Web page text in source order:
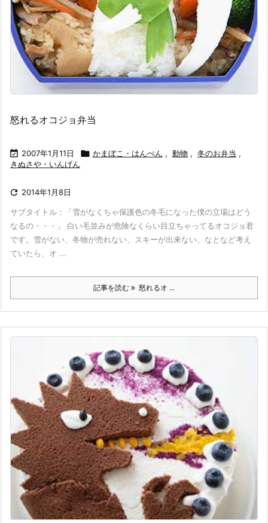
怒れるオコジョ弁当
 2007年1月11日  かまぼこ・はんぺん , 動物 , 冬のお弁当 ,
きぬさや・いんげん
 2014年1月8日
サブタイトル：「雪がなくちゃ保護色の冬毛になった僕の立場はどう
なるの・・・」 白い毛並みが危険なくらい目立ちゃってるオコジョ君
です。雪がない、冬物が売れない、スキーが出来ない、なとなど考え
ていたら、オ ...
記事を読む 怒れるオ ...